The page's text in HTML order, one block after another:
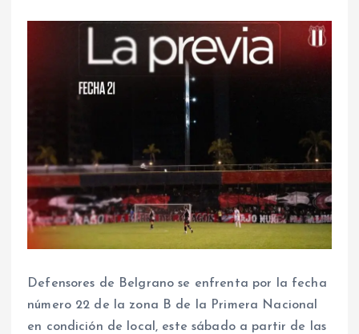
Defensores de Belgrano se enfrenta por la fecha
número 22 de la zona B de la Primera Nacional
en condición de local, este sábado a partir de las